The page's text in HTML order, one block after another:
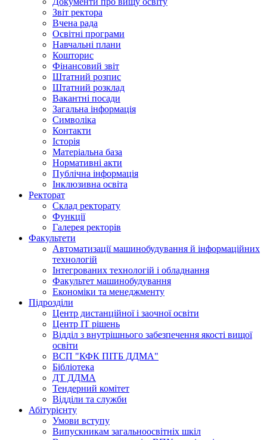
Звіт ректора
Вчена рада
Освітні програми
Навчальні плани
Кошторис
Фінансовий звіт
Штатний розпис
Штатний розклад
Вакантні посади
Загальна інформація
Символіка
Контакти
Історія
Матеріальна база
Нормативні акти
Публічна інформація
Інклюзивна освіта
Ректорат
Склад ректорату
Функції
Галерея ректорів
Факультети
Автоматизації машинобудування й інформаційних
технологій
Інтегрованих технологій і обладнання
Факультет машинобудування
Економіки та менеджменту
Підрозділи
Центр дистанційної і заочної освіти
Центр ІТ рішень
Відділ з внутрішнього забезпечення якості вищої
освіти
ВСП "КФК ПІТБ ДДМА"
Бібліотека
ДТ ДДМА
Тендерний комітет
Відділи та служби
Абітурієнту
Умови вступу
Випускникам загальноосвітніх шкіл